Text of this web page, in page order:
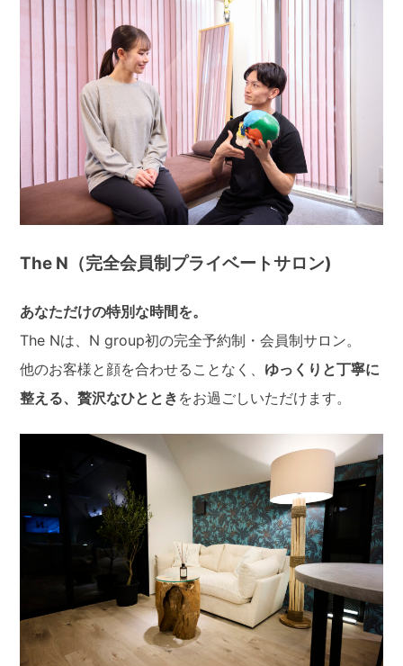
The N（完全会員制プライベートサロン)
あなただけの特別な時間を。
The Nは、N group初の完全予約制・会員制サロン。
他のお客様と顔を合わせることなく、 ゆっくりと丁寧に
整える、贅沢なひととき をお過ごしいただけます。